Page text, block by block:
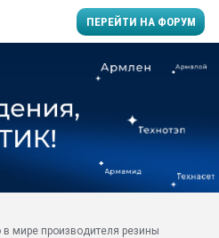
ПЕРЕЙТИ НА ФОРУМ
Вакуум-формовочные
28.07.2026
мире производителя резины